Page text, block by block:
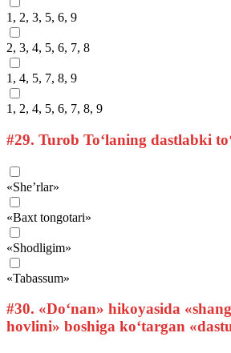
1, 2, 3, 5, 6, 9
2, 3, 4, 5, 6, 7, 8
1, 4, 5, 7, 8, 9
1, 2, 4, 5, 6, 7, 8, 9
#29. Turob To‘laning dastlabki
«She’rlar»
«Baxt tongotari»
«Shodligim»
«Tabassum»
#30. «Do‘nan» hikoyasida
hovlini» boshiga ko‘targan